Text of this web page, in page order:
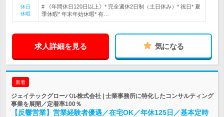
休日
休暇
# 《年間休日120日以上》* 完全週休2日制（土日休み）* 祝日* 夏
季休暇* 年末年始休暇* 有…
求人詳細を見る 気になる
新着
ジェイテックグローバル株式会社 | 士業事務所に特化したコンサルティング
事業を展開／定着率100％
【反響営業】営業経験者優遇／在宅OK／年休125日／基本定時